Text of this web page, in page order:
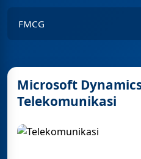
FMCG
Microsoft
Telekomunikasi